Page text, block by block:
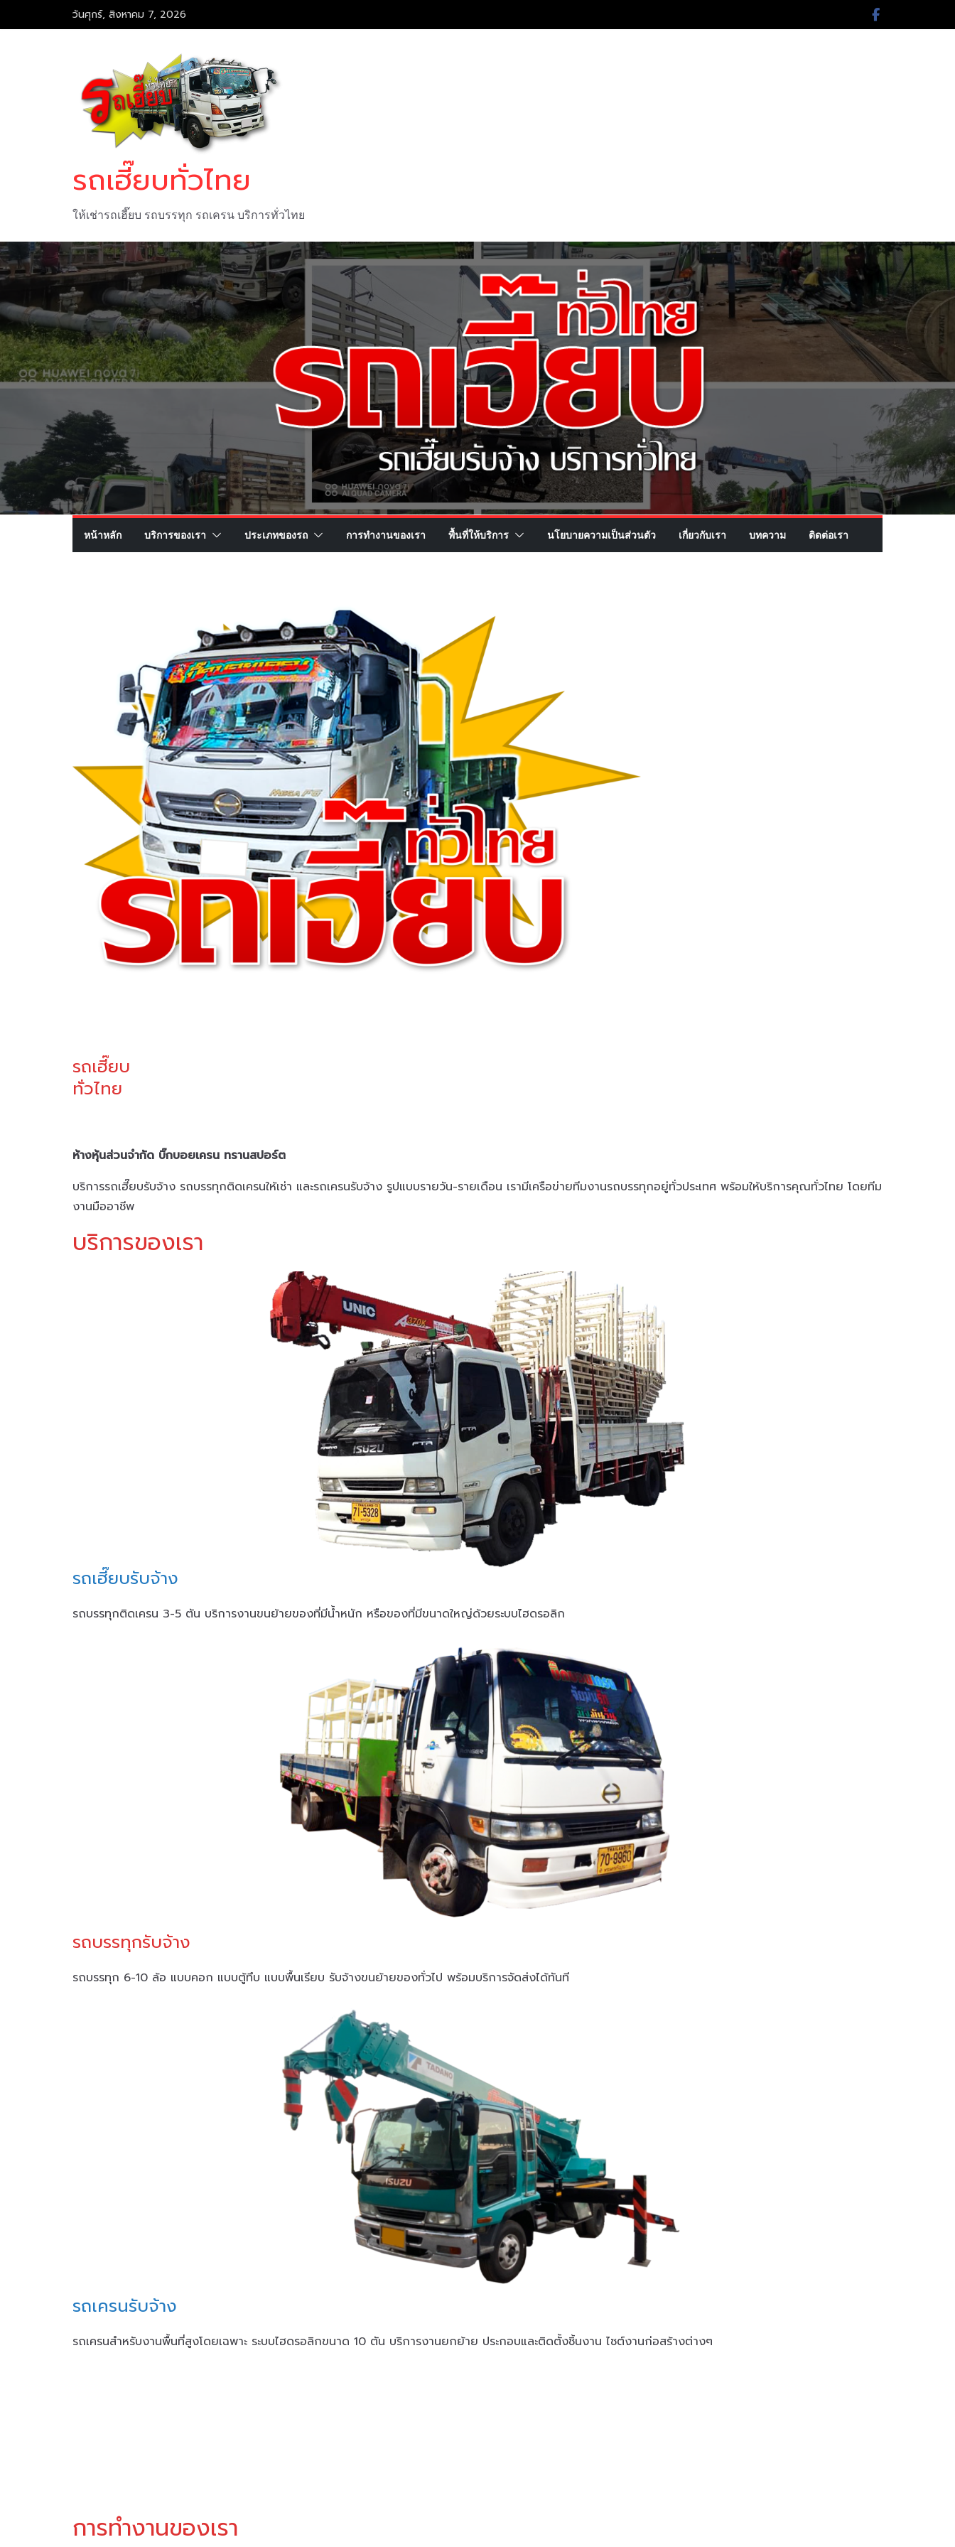
วันศุกร์, สิงหาคม 7, 2026
รถเฮี๊ยบทั่วไทย
ให้เช่ารถเฮี๊ยบ รถบรรทุก รถเครน บริการทั่วไทย
หน้าหลัก บริการของเรา ประเภทของรถ การทำงานของเรา พื้นที่ให้บริการ นโยบายความเป็นส่วนตัว เกี่ยวกับเรา บทความ ติดต่อเรา
รถเฮี๊ยบ
ทั่วไทย
ห้างหุ้นส่วนจำกัด บิ๊กบอยเครน ทรานสปอร์ต
บริการรถเฮี๊ยบรับจ้าง รถบรรทุกติดเครนให้เช่า และรถเครนรับจ้าง รูปแบบรายวัน-รายเดือน เรามีเครือข่ายทีมงานรถบรรทุกอยู่ทั่วประเทศ พร้อมให้บริการคุณทั่วไทย โดยทีม
งานมืออาชีพ
บริการของเรา
รถเฮี๊ยบรับจ้าง
รถบรรทุกติดเครน 3-5 ตัน บริการงานขนย้ายของที่มีน้ำหนัก หรือของที่มีขนาดใหญ่ด้วยระบบไฮดรอลิก
รถบรรทุกรับจ้าง
รถบรรทุก 6-10 ล้อ แบบคอก แบบตู้ทึบ แบบพื้นเรียบ รับจ้างขนย้ายของทั่วไป พร้อมบริการจัดส่งได้ทันที
รถเครนรับจ้าง
รถเครนสำหรับงานพื้นที่สูงโดยเฉพาะ ระบบไฮดรอลิกขนาด 10 ตัน บริการงานยกย้าย ประกอบและติดตั้งชิ้นงาน ไซต์งานก่อสร้างต่างๆ
การทำงานของเรา